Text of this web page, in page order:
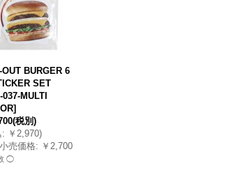
OUT BURGER 6
SET
MULTI
]
(税別)
: ￥2,970)
売価格: ￥2,700
◯